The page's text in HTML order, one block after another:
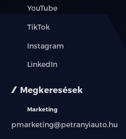
YouTube
TikTok
Instagram
LinkedIn
Megkeresések
Marketing
pmarketing@petranyiauto.hu